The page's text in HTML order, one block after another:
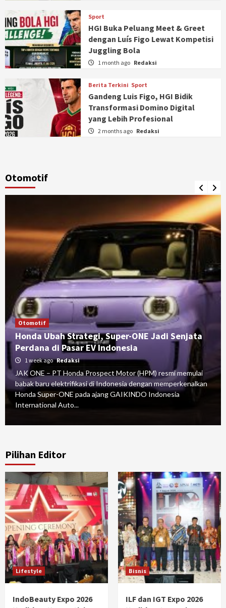
Sport
HGI Buka Peluang Meet & Greet
dengan Luís Figo Lewat Kompetisi
Juggling Bola
1 month ago Redaksi
Berita Terkini Sport
Gandeng Luis Figo, HGI Bidik
Transformasi Domino Digital
yang Lebih Profesional
2 months ago Redaksi
Otomotif
Otomotif
Honda Ubah Strategi, Super-ONE Jadi Senjata
Perdana di Pasar EV Indonesia
1 week ago Redaksi
JAK ONE – PT Honda Prospect Motor (HPM) resmi memulai
babak baru elektrifikasi di Indonesia dengan memperkenalkan
Honda Super-ONE pada ajang GAIKINDO Indonesia
International Auto...
Pilihan Editor
Lifestyle
IndoBeauty Expo 2026
Bisnis
ILF dan IGT Expo 2026